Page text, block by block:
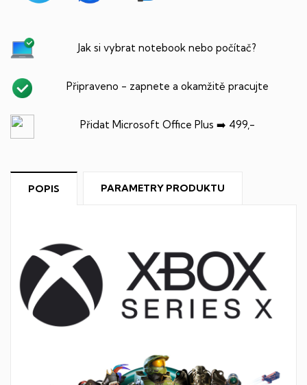
Jak si vybrat notebook nebo počítač?
Připraveno - zapnete a okamžitě pracujte
Přidat Microsoft Office Plus ➡️ 499,-
POPIS PARAMETRY PRODUKTU